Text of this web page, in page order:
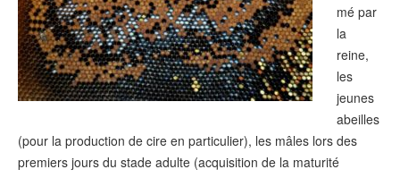
mé par
la
reine,
les
jeunes
abeilles
(pour la production de cire en particulier), les mâles lors des
premiers jours du stade adulte (acquisition de la maturité